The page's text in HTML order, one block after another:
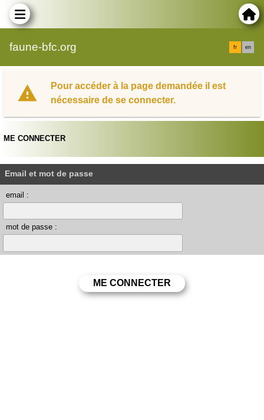
faune-bfc.org fr en
Pour accéder à la page demandée il est
nécessaire de se connecter.
ME CONNECTER
Email et mot de passe
email :
mot de passe :